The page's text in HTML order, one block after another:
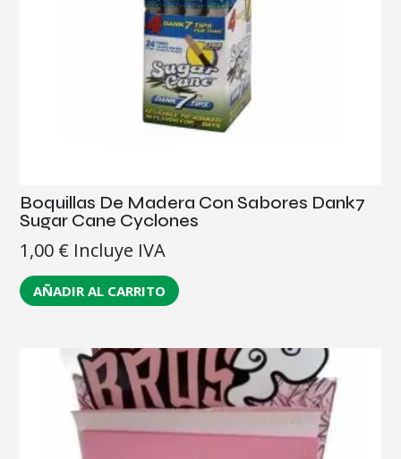
Boquillas De Madera Con Sabores Dank7
Sugar Cane Cyclones
1,00 € Incluye IVA
AÑADIR AL CARRITO